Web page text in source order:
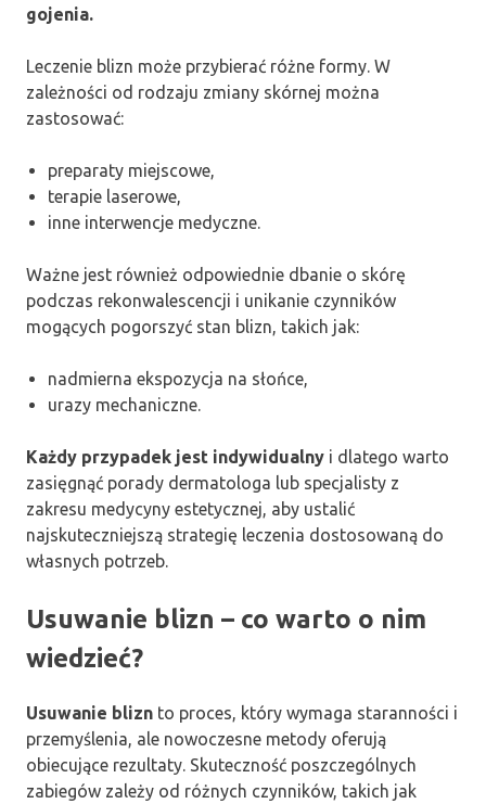
gojenia.
Leczenie blizn może przybierać różne formy. W
zależności od rodzaju zmiany skórnej można
zastosować:
preparaty miejscowe,
terapie laserowe,
inne interwencje medyczne.
Ważne jest również odpowiednie dbanie o skórę
podczas rekonwalescencji i unikanie czynników
mogących pogorszyć stan blizn, takich jak:
nadmierna ekspozycja na słońce,
urazy mechaniczne.
Każdy przypadek jest indywidualny i dlatego warto
zasięgnąć porady dermatologa lub specjalisty z
zakresu medycyny estetycznej, aby ustalić
najskuteczniejszą strategię leczenia dostosowaną do
własnych potrzeb.
Usuwanie blizn – co warto o nim
wiedzieć?
Usuwanie blizn to proces, który wymaga staranności i
przemyślenia, ale nowoczesne metody oferują
obiecujące rezultaty. Skuteczność poszczególnych
zabiegów zależy od różnych czynników, takich jak